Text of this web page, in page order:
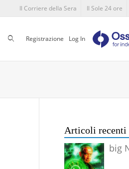
Il Corriere della Sera Il Sole 24 ore
CercaRegistrazione Log In
Articoli recenti
big